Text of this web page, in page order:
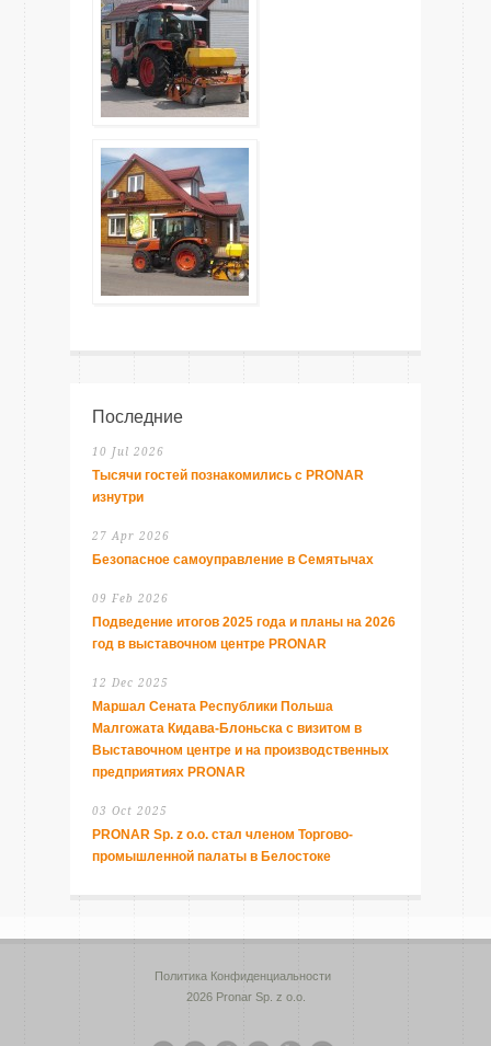
Последние
10 Jul 2026
Тысячи гостей познакомились с PRONAR
изнутри
27 Apr 2026
Безопасное самоуправление в Семятычах
09 Feb 2026
Подведение итогов 2025 года и планы на 2026
год в выставочном центре PRONAR
12 Dec 2025
Маршал Сената Республики Польша
Малгожата Кидава-Блоньска с визитом в
Выставочном центре и на производственных
предприятиях PRONAR
03 Oct 2025
PRONAR Sp. z o.o. стал членом Торгово-
промышленной палаты в Белостоке
Политика Конфиденциальности
2026 Pronar Sp. z o.o.